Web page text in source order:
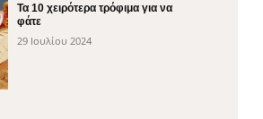
Τα 10 χειρότερα τρόφιμα για να
φάτε
29 Ιουλίου 2024